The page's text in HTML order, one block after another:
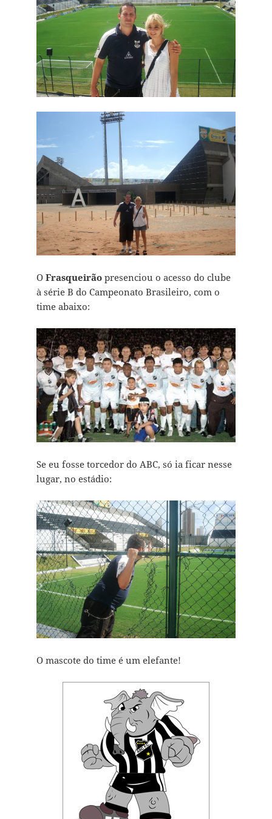
O Frasqueirãopresenciou o acesso do clube
à série B do Campeonato Brasileiro, com o
time abaixo:
Se eu fosse torcedor do ABC, só ia ficar nesse
lugar, no estádio:
O mascote do time é um elefante!